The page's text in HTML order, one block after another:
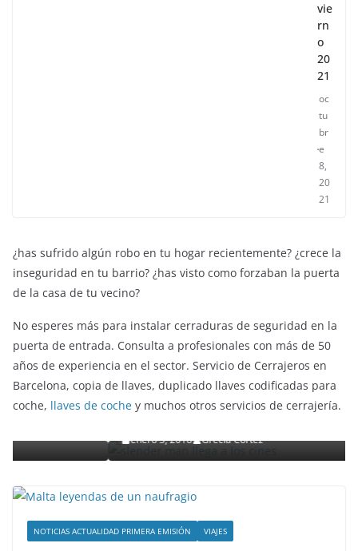
vie
rn
o
20
21
oc
tu
br
e
8,
20
21
¿has sufrido algún robo en tu hogar recientemente? ¿crece la
inseguridad en tu barrio? ¿has visto como forzaban la puerta
de la casa de tu vecino?
No esperes más para instalar cerraduras de seguridad en la
puerta de entrada. Consulta a profesionales con más de 50
años de experiencia en el sector. Servicio de Cerrajeros en
Barcelona, copia de llaves, duplicado llaves codificadas para
coche, llaves de coche y muchos otros servicios de cerrajería.
ENTRETENIMIENTO Y CURIOSIDADES LIBROS CINE Y TV
Slender Man llega al cine y te mostramos todos
detalles
enero 3, 2018 Grecia Cortez
NOTICIAS ACTUALIDAD PRIMERA EMISIÓN VIAJES